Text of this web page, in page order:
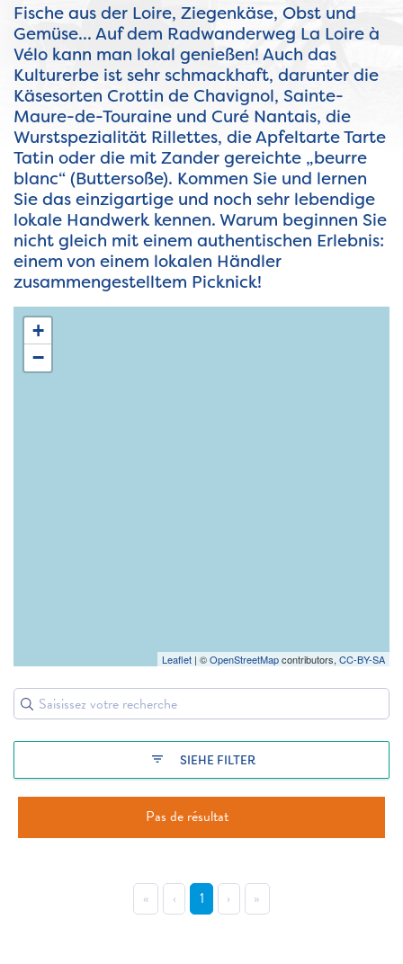
Fische aus der Loire, Ziegenkäse, Obst und
Gemüse... Auf dem Radwanderweg La Loire à
Vélo kann man lokal genießen! Auch das
Kulturerbe ist sehr schmackhaft, darunter die
Käsesorten Crottin de Chavignol, Sainte-
Maure-de-Touraine und Curé Nantais, die
Wurstspezialität Rillettes, die Apfeltarte Tarte
Tatin oder die mit Zander gereichte „beurre
blanc“ (Buttersoße). Kommen Sie und lernen
Sie das einzigartige und noch sehr lebendige
lokale Handwerk kennen. Warum beginnen Sie
nicht gleich mit einem authentischen Erlebnis:
einem von einem lokalen Händler
zusammengestelltem Picknick!
+
−
Leaflet | ©OpenStreetMapcontributors, CC-BY-SA
filter_list SIEHE FILTER
Pas de résultat
« ‹ 1 › »